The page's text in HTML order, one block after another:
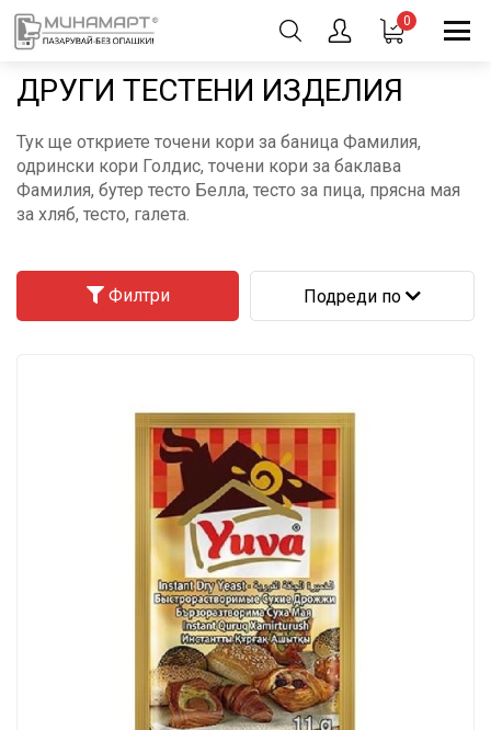
0
ДРУГИ ТЕСТЕНИ ИЗДЕЛИЯ
Тук ще откриете точени кори за баница Фамилия,
одрински кори Голдис, точени кори за баклава
Фамилия, бутер тесто Белла, тесто за пица, прясна мая
за хляб, тесто, галета.
Филтри Подреди по